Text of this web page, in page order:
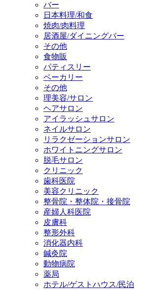
バー
日本料理/和食
焼肉/肉料理
居酒屋/ダイニングバー
その他
食物販
パティスリー
ベーカリー
その他
理美容/サロン
ヘアサロン
アイラッシュサロン
ネイルサロン
リラクゼーションサロン
ホワイトニングサロン
脱毛サロン
クリニック
歯科医院
美容クリニック
整骨院・整体院・接骨院
産婦人科医院
皮膚科
整形外科
消化器内科
鍼灸院
動物病院
薬局
ホテル/ゲストハウス/民泊